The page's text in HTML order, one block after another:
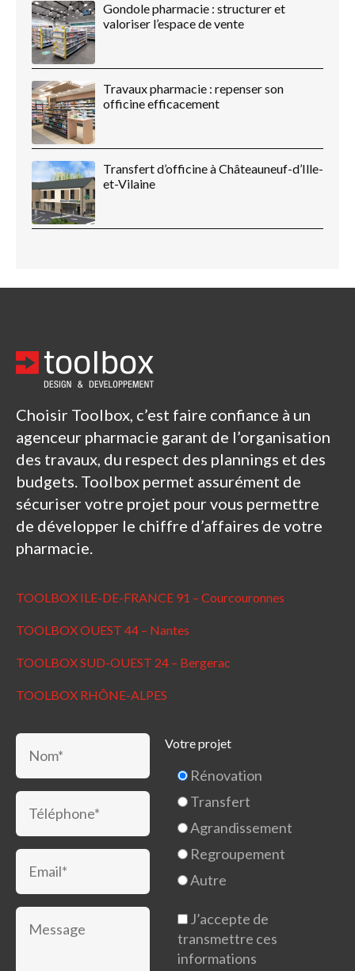
Gondole pharmacie : structurer et
valoriser l’espace de vente
Travaux pharmacie : repenser son
officine efficacement
Transfert d’officine à Châteauneuf-d’Ille-
et-Vilaine
Choisir Toolbox, c’est faire confiance à un
agenceur pharmacie garant de l’organisation
des travaux, du respect des plannings et des
budgets. Toolbox permet assurément de
sécuriser votre projet pour vous permettre
de développer le chiffre d’affaires de votre
pharmacie.
TOOLBOX ILE-DE-FRANCE 91 – Courcouronnes
TOOLBOX OUEST 44 – Nantes
TOOLBOX SUD-OUEST 24 – Bergerac
TOOLBOX RHÔNE-ALPES
Votre projet
Rénovation
Transfert
Agrandissement
Regroupement
Autre
J’accepte de
transmettre ces
informations